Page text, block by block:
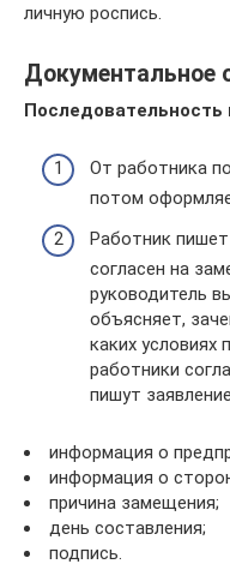
личную роспись.
Документальное
Последовательность
От работника
потом
Работник пишет
согласен на
руководитель
объясняет,
каких условиях
работники
пишут
информация о
информация о
причина замещения;
день составления;
подпись.